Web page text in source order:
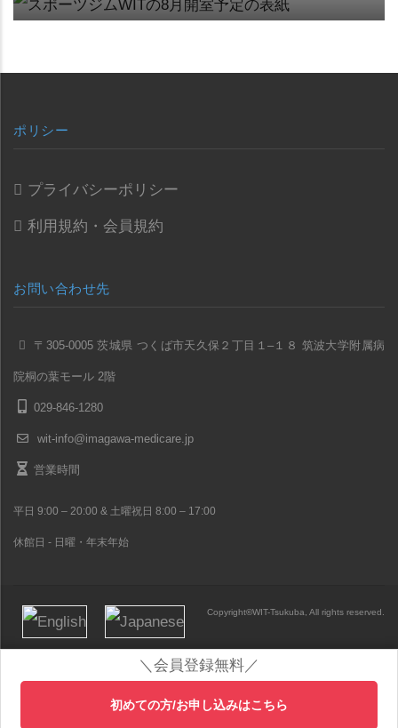
＼会員登録無料／
初めての方/お申し込みはこちら
ポリシー
プライバシーポリシー
利用規約・会員規約
お問い合わせ先
〒305-0005 茨城県 つくば市天久保２丁目１–１８ 筑波大学附属病
院桐の葉モール 2階
029-846-1280
wit-info@imagawa-medicare.jp
営業時間
平日 9:00 – 20:00 & 土曜祝日 8:00 – 17:00
休館日 - 日曜・年末年始
Copyright©WIT-Tsukuba, All rights reserved.